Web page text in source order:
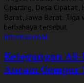
Ciparang, Desa
Barat, Jawa Barat. Tiga
berbahaya tersebut
Internasional
Ketegangan
Ancam Gempur